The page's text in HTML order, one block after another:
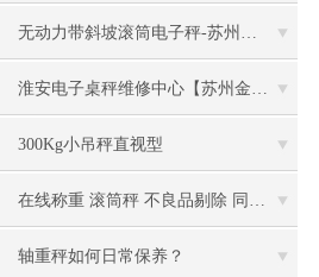
无动力带斜坡滚筒电子秤-苏州金钻
淮安电子桌秤维修中心【苏州金钻】
300Kg小吊秤直视型
在线称重 滚筒秤 不良品剔除 同时发出报警信号
轴重秤如何日常保养？